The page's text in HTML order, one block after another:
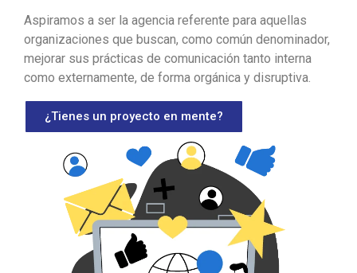
Aspiramos a ser la agencia referente para aquellas
organizaciones que buscan, como común denominador,
mejorar sus prácticas de comunicación tanto interna
como externamente, de forma orgánica y disruptiva.
¿Tienes un proyecto en mente?